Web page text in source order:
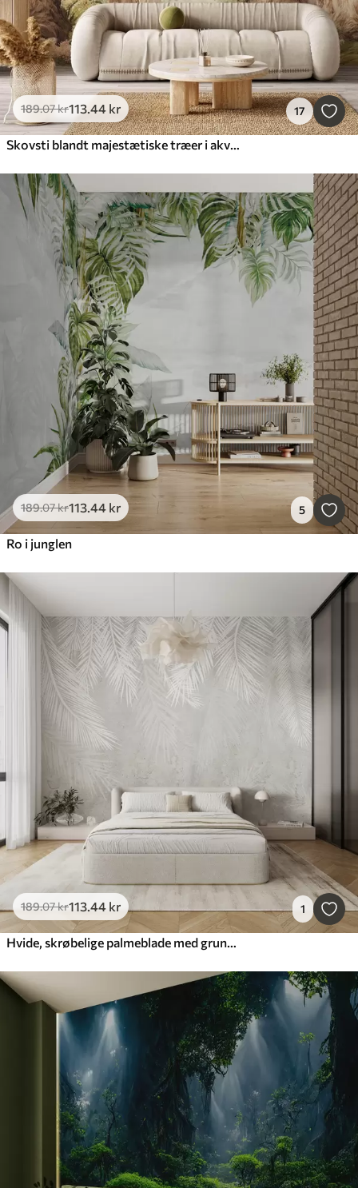
189.07kr113.44 kr 17
Skovsti blandt majestætiske træer i akvarelstil
189.07kr113.44 kr 5
Ro i junglen
189.07kr113.44 kr 1
Hvide, skrøbelige palmeblade med grunge-tekstur